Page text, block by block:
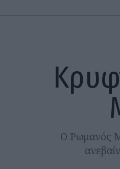
O Ρωμανός